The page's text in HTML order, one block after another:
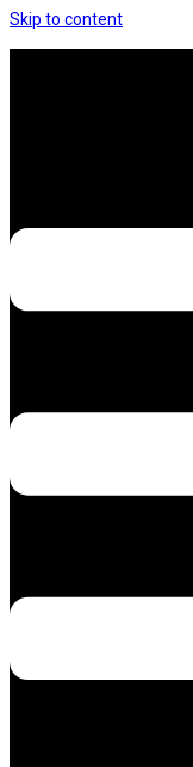
Skip to content